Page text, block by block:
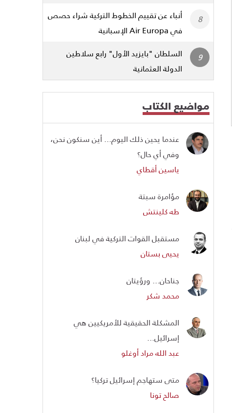
أنباء عن تقييم الخطوط التركية شراء حصص
في Air Europa الإسبانية
السلطان "بايزيد الأول" رابع سلاطين
الدولة العثمانية
مواضيع الكتاب
عندما يحين ذلك اليوم... أين سنكون نحن،
وفي أي حال؟
ياسين أقطاي
مؤامرة سبتة
طه كلينتش
مستقبل القوات التركية في لبنان
يحيى بستان
جناحان... ورؤيتان
محمد شكر
المشكلة الحقيقية للأمريكيين هي
إسرائيل...
عبد الله مراد أوغلو
متى ستهاجم إسرائيل تركيا؟
صالح تونا